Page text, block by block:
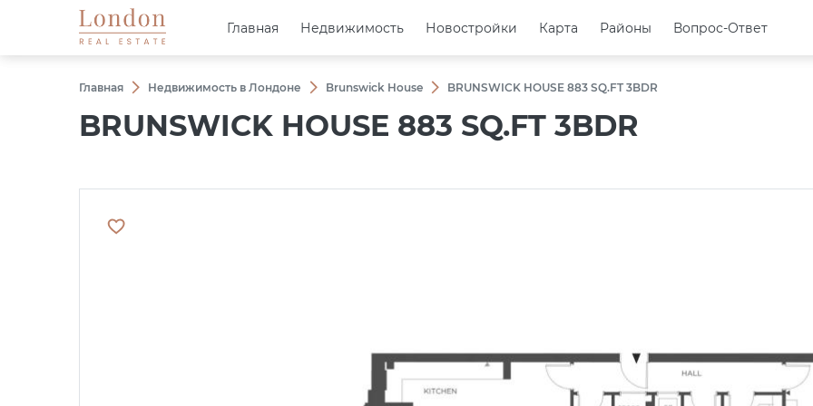
Главная Недвижимость Новостройки Карта Районы Вопрос-Ответ
Главная Недвижимость Новостройки Карта Районы Вопрос-Ответ
Главная Недвижимость в Лондоне Brunswick House BRUNSWICK HOUSE 883 SQ.FT 3BDR
BRUNSWICK HOUSE 883 SQ.FT 3BDR